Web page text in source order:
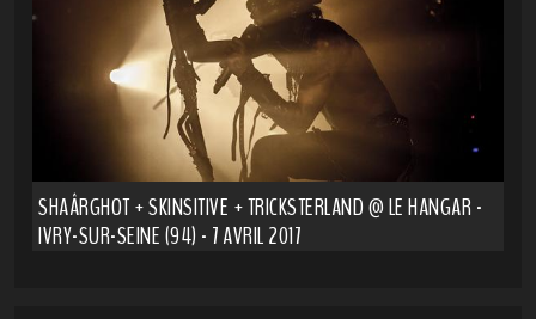
SHAÂRGHOT + SKINSITIVE + TRICKSTERLAND @ LE HANGAR -
IVRY-SUR-SEINE (94) - 7 AVRIL 2017